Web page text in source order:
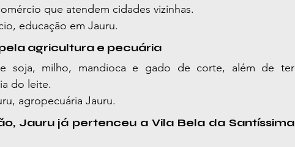
que atendem cidades vizinhas.
educação em Jauru.
agricultura e pecuária
soja, milho, mandioca e gado de corte, além de ter
do leite.
agropecuária Jauru.
Jauru já pertenceu a Vila Bela da Santíssima